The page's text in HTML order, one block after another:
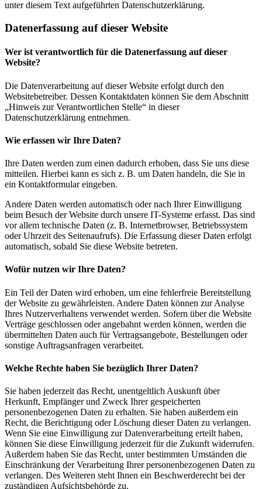
unter diesem Text aufgeführten Datenschutzerklärung.
Datenerfassung auf dieser Website
Wer ist verantwortlich für die Datenerfassung auf dieser
Website?
Die Datenverarbeitung auf dieser Website erfolgt durch den
Websitebetreiber. Dessen Kontaktdaten können Sie dem Abschnitt
„Hinweis zur Verantwortlichen Stelle“ in dieser
Datenschutzerklärung entnehmen.
Wie erfassen wir Ihre Daten?
Ihre Daten werden zum einen dadurch erhoben, dass Sie uns diese
mitteilen. Hierbei kann es sich z. B. um Daten handeln, die Sie in
ein Kontaktformular eingeben.
Andere Daten werden automatisch oder nach Ihrer Einwilligung
beim Besuch der Website durch unsere IT-Systeme erfasst. Das sind
vor allem technische Daten (z. B. Internetbrowser, Betriebssystem
oder Uhrzeit des Seitenaufrufs). Die Erfassung dieser Daten erfolgt
automatisch, sobald Sie diese Website betreten.
Wofür nutzen wir Ihre Daten?
Ein Teil der Daten wird erhoben, um eine fehlerfreie Bereitstellung
der Website zu gewährleisten. Andere Daten können zur Analyse
Ihres Nutzerverhaltens verwendet werden. Sofern über die Website
Verträge geschlossen oder angebahnt werden können, werden die
übermittelten Daten auch für Vertragsangebote, Bestellungen oder
sonstige Auftragsanfragen verarbeitet.
Welche Rechte haben Sie bezüglich Ihrer Daten?
Sie haben jederzeit das Recht, unentgeltlich Auskunft über
Herkunft, Empfänger und Zweck Ihrer gespeicherten
personenbezogenen Daten zu erhalten. Sie haben außerdem ein
Recht, die Berichtigung oder Löschung dieser Daten zu verlangen.
Wenn Sie eine Einwilligung zur Datenverarbeitung erteilt haben,
können Sie diese Einwilligung jederzeit für die Zukunft widerrufen.
Außerdem haben Sie das Recht, unter bestimmten Umständen die
Einschränkung der Verarbeitung Ihrer personenbezogenen Daten zu
verlangen. Des Weiteren steht Ihnen ein Beschwerderecht bei der
zuständigen Aufsichtsbehörde zu.